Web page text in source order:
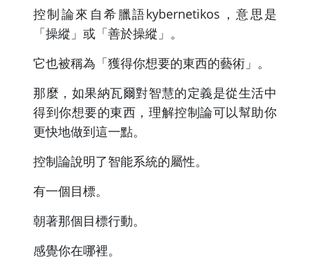
控制論來自希臘語kybernetikos，意思是
「操縱」或「善於操縱」。
它也被稱為「獲得你想要的東西的藝術」。
那麼，如果納瓦爾對智慧的定義是從生活中
得到你想要的東西，理解控制論可以幫助你
更快地做到這一點。
控制論說明了智能系統的屬性。
有一個目標。
朝著那個目標行動。
感覺你在哪裡。